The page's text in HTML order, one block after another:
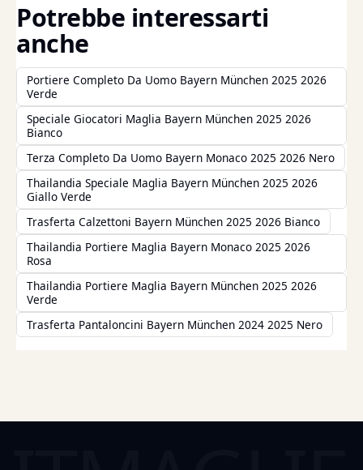
Potrebbe interessarti
anche
Portiere Completo Da Uomo Bayern München 2025 2026
Verde
Speciale Giocatori Maglia Bayern München 2025 2026
Bianco
Terza Completo Da Uomo Bayern Monaco 2025 2026 Nero
Thailandia Speciale Maglia Bayern München 2025 2026
Giallo Verde
Trasferta Calzettoni Bayern München 2025 2026 Bianco
Thailandia Portiere Maglia Bayern Monaco 2025 2026
Rosa
Thailandia Portiere Maglia Bayern München 2025 2026
Verde
Trasferta Pantaloncini Bayern München 2024 2025 Nero